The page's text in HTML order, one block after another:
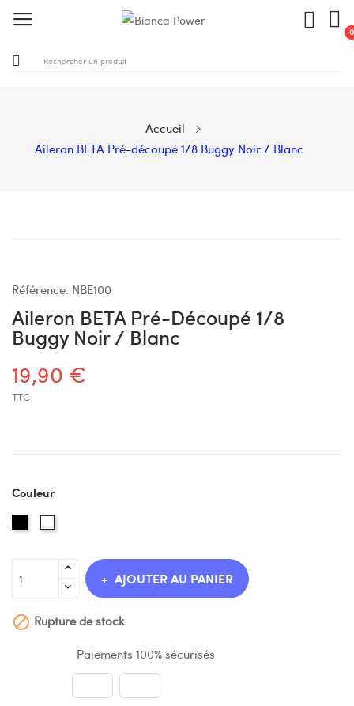
0
Accueil
Aileron BETA Pré-découpé 1/8 Buggy Noir / Blanc
Référence: NBE100
Aileron BETA Pré-Découpé 1/8
Buggy Noir / Blanc
19,90 €
TTC
Couleur
Blanc
AJOUTER AU PANIER
 Rupture de stock
Paiements 100% sécurisés